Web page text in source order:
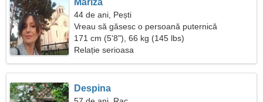
Mariza
44 de ani, Pești
Vreau să găsesc o persoană puternică
171 cm (5'8"), 66 kg (145 lbs)
Relație serioasa
Despina